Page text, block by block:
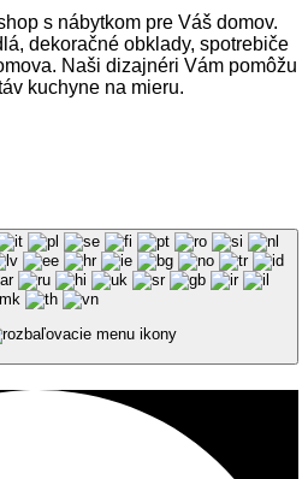
s nábytkom pre Váš domov.
dekoračné obklady, spotrebiče
Naši dizajnéri Vám pomôžu
kuchyne na mieru.